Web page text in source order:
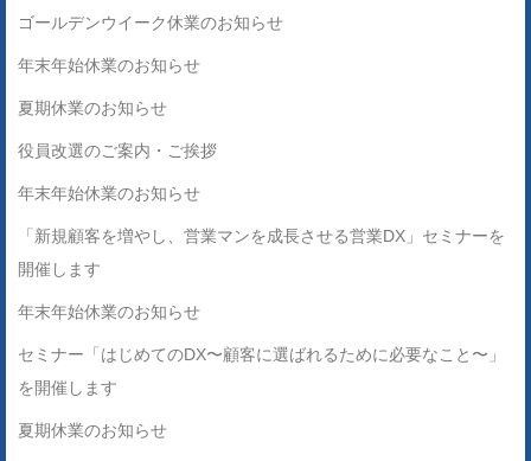
ゴールデンウイーク休業のお知らせ
年末年始休業のお知らせ
夏期休業のお知らせ
役員改選のご案内・ご挨拶
年末年始休業のお知らせ
「新規顧客を増やし、営業マンを成長させる営業DX」セミナーを
開催します
年末年始休業のお知らせ
セミナー「はじめてのDX〜顧客に選ばれるために必要なこと〜」
を開催します
夏期休業のお知らせ